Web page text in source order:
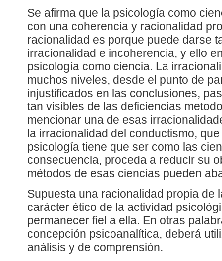
Se afirma que la psicología como
con una coherencia y racionalidad
racionalidad es porque puede darse
irracionalidad e incoherencia, y ello
psicología como ciencia. La
muchos niveles, desde el punto de
injustificados en las conclusiones,
tan visibles de las deficiencias
mencionar una de esas
la irracionalidad del conductismo,
psicología tiene que ser como las
consecuencia, proceda a reducir su
métodos de esas ciencias pueden
Supuesta una racionalidad propia de
carácter ético de la actividad
permanecer fiel a ella. En otras
concepción psicoanalítica, deberá
análisis y de comprensión.